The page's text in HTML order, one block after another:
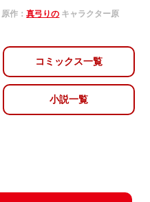
原作：真弓りの キャラクター原
コミックス一覧
小説一覧